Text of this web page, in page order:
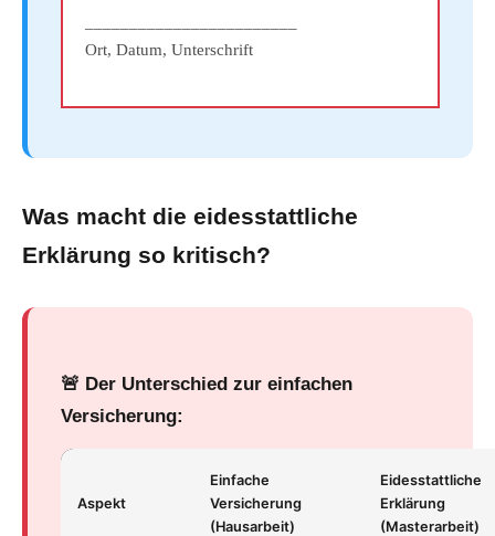
Ort, Datum, Unterschrift
Was macht die eidesstattliche
Erklärung so kritisch?
🚨 Der Unterschied zur einfachen
Versicherung:
Aspekt
Einfache
Versicherung
(Hausarbeit)
Eidesstattliche
Erklärung
(Masterarbeit)